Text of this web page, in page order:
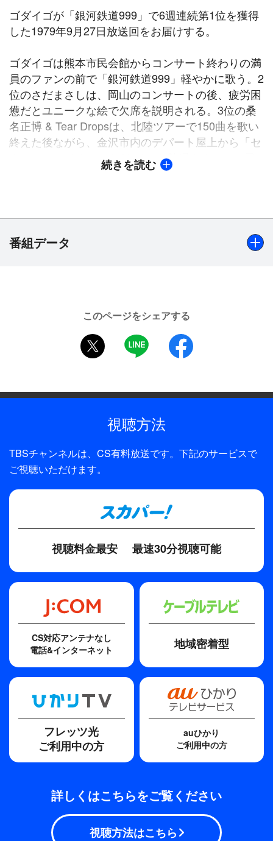
ゴダイゴが「銀河鉄道999」で6週連続第1位を獲得
した1979年9月27日放送回をお届けする。
ゴダイゴは熊本市民会館からコンサート終わりの満
員のファンの前で「銀河鉄道999」軽やかに歌う。2
位のさだまさしは、岡山のコンサートの後、疲労困
憊だとユニークな絵で欠席を説明される。3位の桑
名正博 & Tear Dropsは、北陸ツアーで150曲を歌い
終えた後ながら、金沢市内のデパート屋上から「セ
クシャルバイオレット No.1」を熱唱する。この屋
上中継のため、4トントラック2台分の機材や中継車
テン」の中継魂がこもった番組内容となっている。
「今週のスポットライト」（べストテン圏外での話
題の曲を紹介）では、「ザ・ベストテン」初出演の
続きを読む
番組データ
黒柳徹子（MC）、久米宏（MC）、ゴダイゴ、桑名正博 &
このページをシェアする
twitter
LINE
視聴方法
TBSチャンネルは、CS有料放送です。下記のサービスで
ご視聴いただけます。
視聴料金最安 最速30分視聴可能
CS対応アンテナなし
電話&インターネット
地域密着型
フレッツ光
ご利用中の方
auひかり
ご利用中の方
詳しくはこちらをご覧ください
視聴方法はこちら